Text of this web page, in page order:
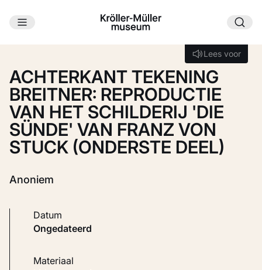
Ga naar hoofdinhoud
Lees voor
Lees voor
ACHTERKANT TEKENING
BREITNER: REPRODUCTIE
VAN HET SCHILDERIJ 'DIE
SÜNDE' VAN FRANZ VON
STUCK (ONDERSTE DEEL)
Anoniem
Datum
ongedateerd
Materiaal